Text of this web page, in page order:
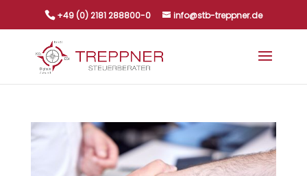
+49 (0) 2181 288800-0 info@stb-treppner.de